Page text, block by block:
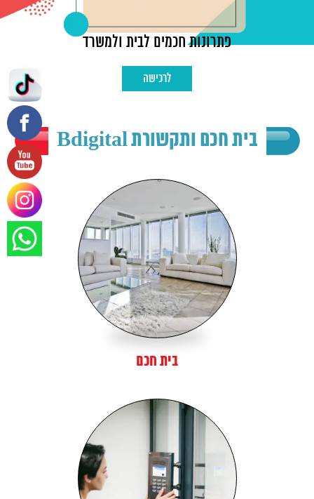
פתרונות חכמים לבית ולמשרד
לרכישה
בית חכם ותקשורת Bdigital
בית חכם